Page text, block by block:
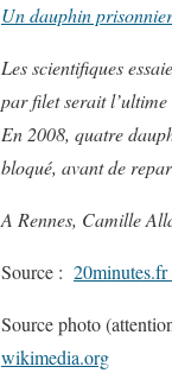
Un dauphin
Les scientifiques
par filet serait
En 2008, quatre
bloqué, avant de
A Rennes, Camille
Source : 20minutes.fr
Source photo
wikimedia.org